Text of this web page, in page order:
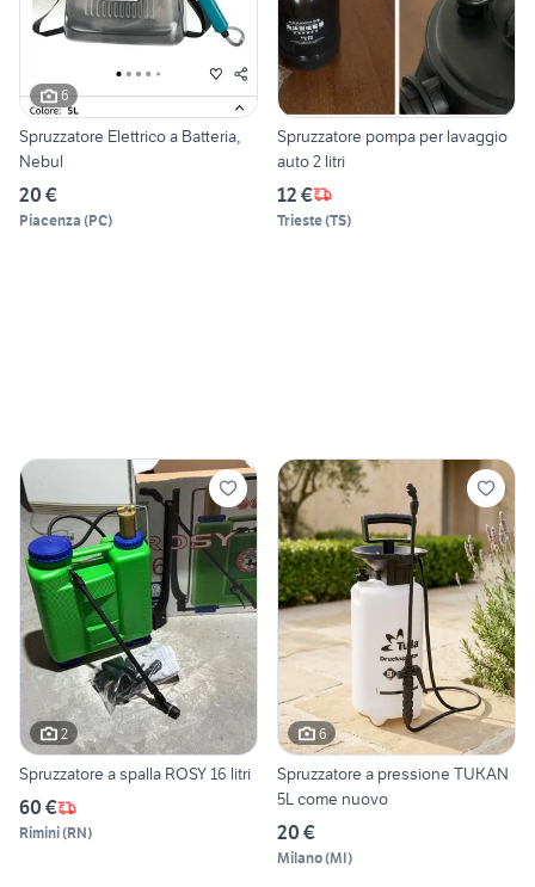
6
Spruzzatore Elettrico a Batteria,
Nebul
20 €
Piacenza (PC)
Spruzzatore pompa per lavaggio
auto 2 litri
12 €
Trieste(TS)
2
Spruzzatore a spalla ROSY 16 litri
60 €
Rimini(RN)
6
Spruzzatore a pressione TUKAN
5L come nuovo
20 €
Milano(MI)